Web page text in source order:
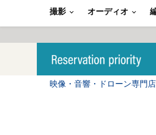
撮影 オーディオ
映像・音響・ドローン専門